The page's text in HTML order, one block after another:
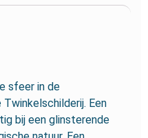
sfeer in de
Een
bij een glinsterende